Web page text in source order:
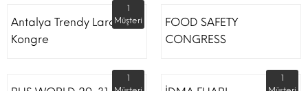
Antalya Trendy Lara Otel
Kongre
1
Müşteri
FOOD SAFETY
CONGRESS
1
1